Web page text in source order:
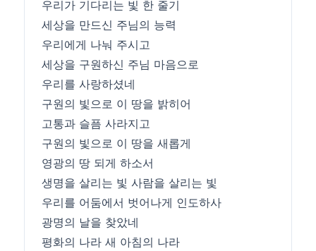
우리가 기다리는 빛 한 줄기
세상을 만드신 주님의 능력
우리에게 나눠 주시고
세상을 구원하신 주님 마음으로
우리를 사랑하셨네
구원의 빛으로 이 땅을 밝히어
고통과 슬픔 사라지고
구원의 빛으로 이 땅을 새롭게
영광의 땅 되게 하소서
생명을 살리는 빛 사람을 살리는 빛
우리를 어둠에서 벗어나게 인도하사
광명의 날을 찾았네
평화의 나라 새 아침의 나라